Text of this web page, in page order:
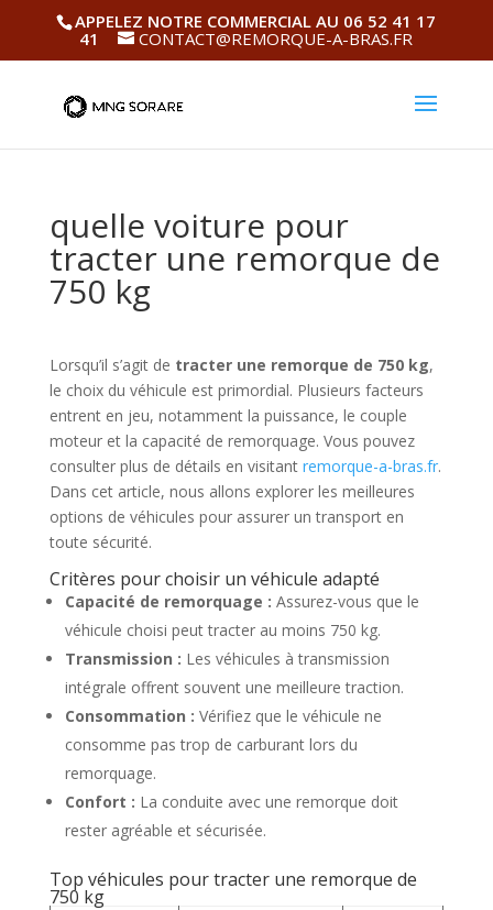
APPELEZ NOTRE COMMERCIAL AU 06 52 41 17
41
CONTACT@REMORQUE-A-BRAS.FR
quelle voiture pour
tracter une remorque de
750 kg
Lorsqu’il s’agit de tracter une remorque de 750 kg,
le choix du véhicule est primordial. Plusieurs facteurs
entrent en jeu, notamment la puissance, le couple
moteur et la capacité de remorquage. Vous pouvez
consulter plus de détails en visitant remorque-a-bras.fr.
Dans cet article, nous allons explorer les meilleures
options de véhicules pour assurer un transport en
toute sécurité.
Critères pour choisir un véhicule adapté
Capacité de remorquage : Assurez-vous que le
véhicule choisi peut tracter au moins 750 kg.
Transmission : Les véhicules à transmission
intégrale offrent souvent une meilleure traction.
Consommation : Vérifiez que le véhicule ne
consomme pas trop de carburant lors du
remorquage.
Confort : La conduite avec une remorque doit
rester agréable et sécurisée.
Top véhicules pour tracter une remorque de
750 kg